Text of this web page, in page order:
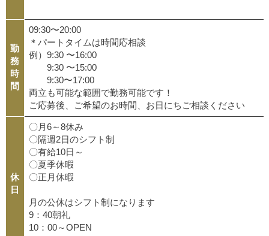
勤
務
時
間
09:30〜20:00
＊パートタイムは時間応相談
例）9:30 〜16:00
9:30 〜15:00
9:30〜17:00
両立も可能な範囲で勤務可能です！
ご応募後、ご希望のお時間、お日にちご相談ください
休
日
〇月6～8休み
〇隔週2日のシフト制
〇有給10日～
〇夏季休暇
〇正月休暇
月の公休はシフト制になります
9：40朝礼
10：00～OPEN